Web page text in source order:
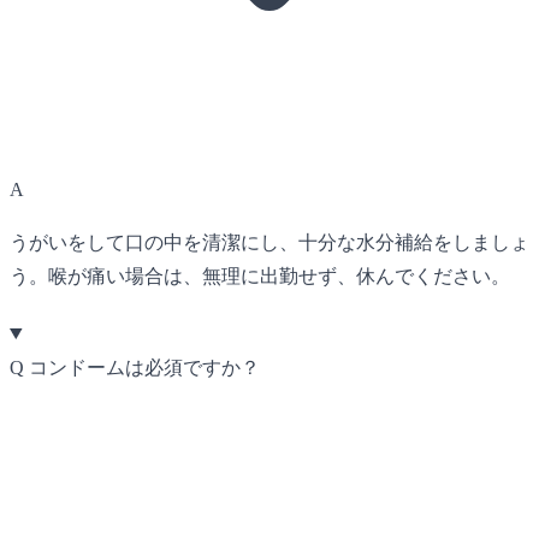
A
うがいをして口の中を清潔にし、十分な水分補給をしましょ
う。喉が痛い場合は、無理に出勤せず、休んでください。
Q コンドームは必須ですか？